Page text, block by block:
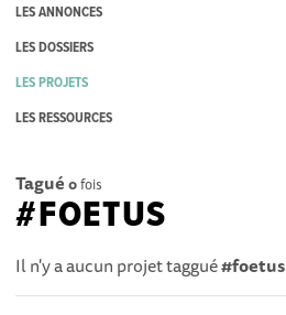
LES ANNONCES
LES DOSSIERS
LES PROJETS
LES RESSOURCES
Tagué 0fois
#FOETUS
Il n'y a aucun projet taggué#foetus